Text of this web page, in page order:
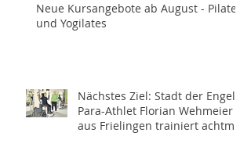
Neue Kursangebote ab August - Pilates
und Yogilates
Nächstes Ziel: Stadt der Engel -
Para-Athlet Florian Wehmeier
aus Frielingen trainiert achtmal